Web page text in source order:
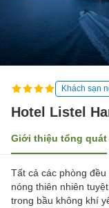
Khách sạn
Hotel Listel
Giới thiệu tổng quát
Tất cả các phòng
nóng thiên nhiên
trong bầu không khí